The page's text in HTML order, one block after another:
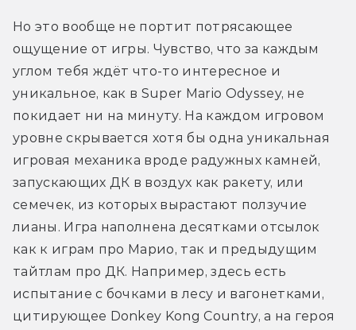
Но это вообще не портит потрясающее
ощущение от игры. Чувство, что за каждым
углом тебя ждёт что-то интересное и
уникальное, как в Super Mario Odyssey, не
покидает ни на минуту. На каждом игровом
уровне скрывается хотя бы одна уникальная
игровая механика вроде радужных камней,
запускающих ДК в воздух как ракету, или
семечек, из которых вырастают ползучие
лианы. Игра наполнена десятками отсылок
как к играм про Марио, так и предыдущим
тайтлам про ДК. Например, здесь есть
испытание с бочками в лесу и вагонетками,
цитирующее Donkey Kong Country, а на героя